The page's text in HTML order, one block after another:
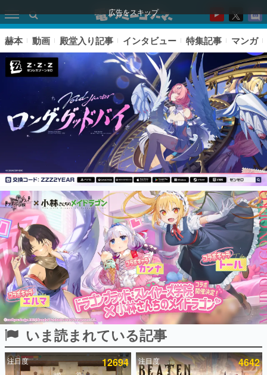
広告をスキップ
ピックアップ
電ファミのいま読まれている記事ランキング
アプリセール情報
インタビュー
連載・特集一覧
殿堂入り記事
SNS拡散数が数千以上！ ページビュー数万以上！ などな
ど。多くの人々に読まれた、電ファミ渾身の“殿堂入り”記
事をまとめました。
赫本 動画 殿堂入り記事 インタビュー 特集記事 マンガ
いま読まれている記事
注目度 12694 注目度 4642